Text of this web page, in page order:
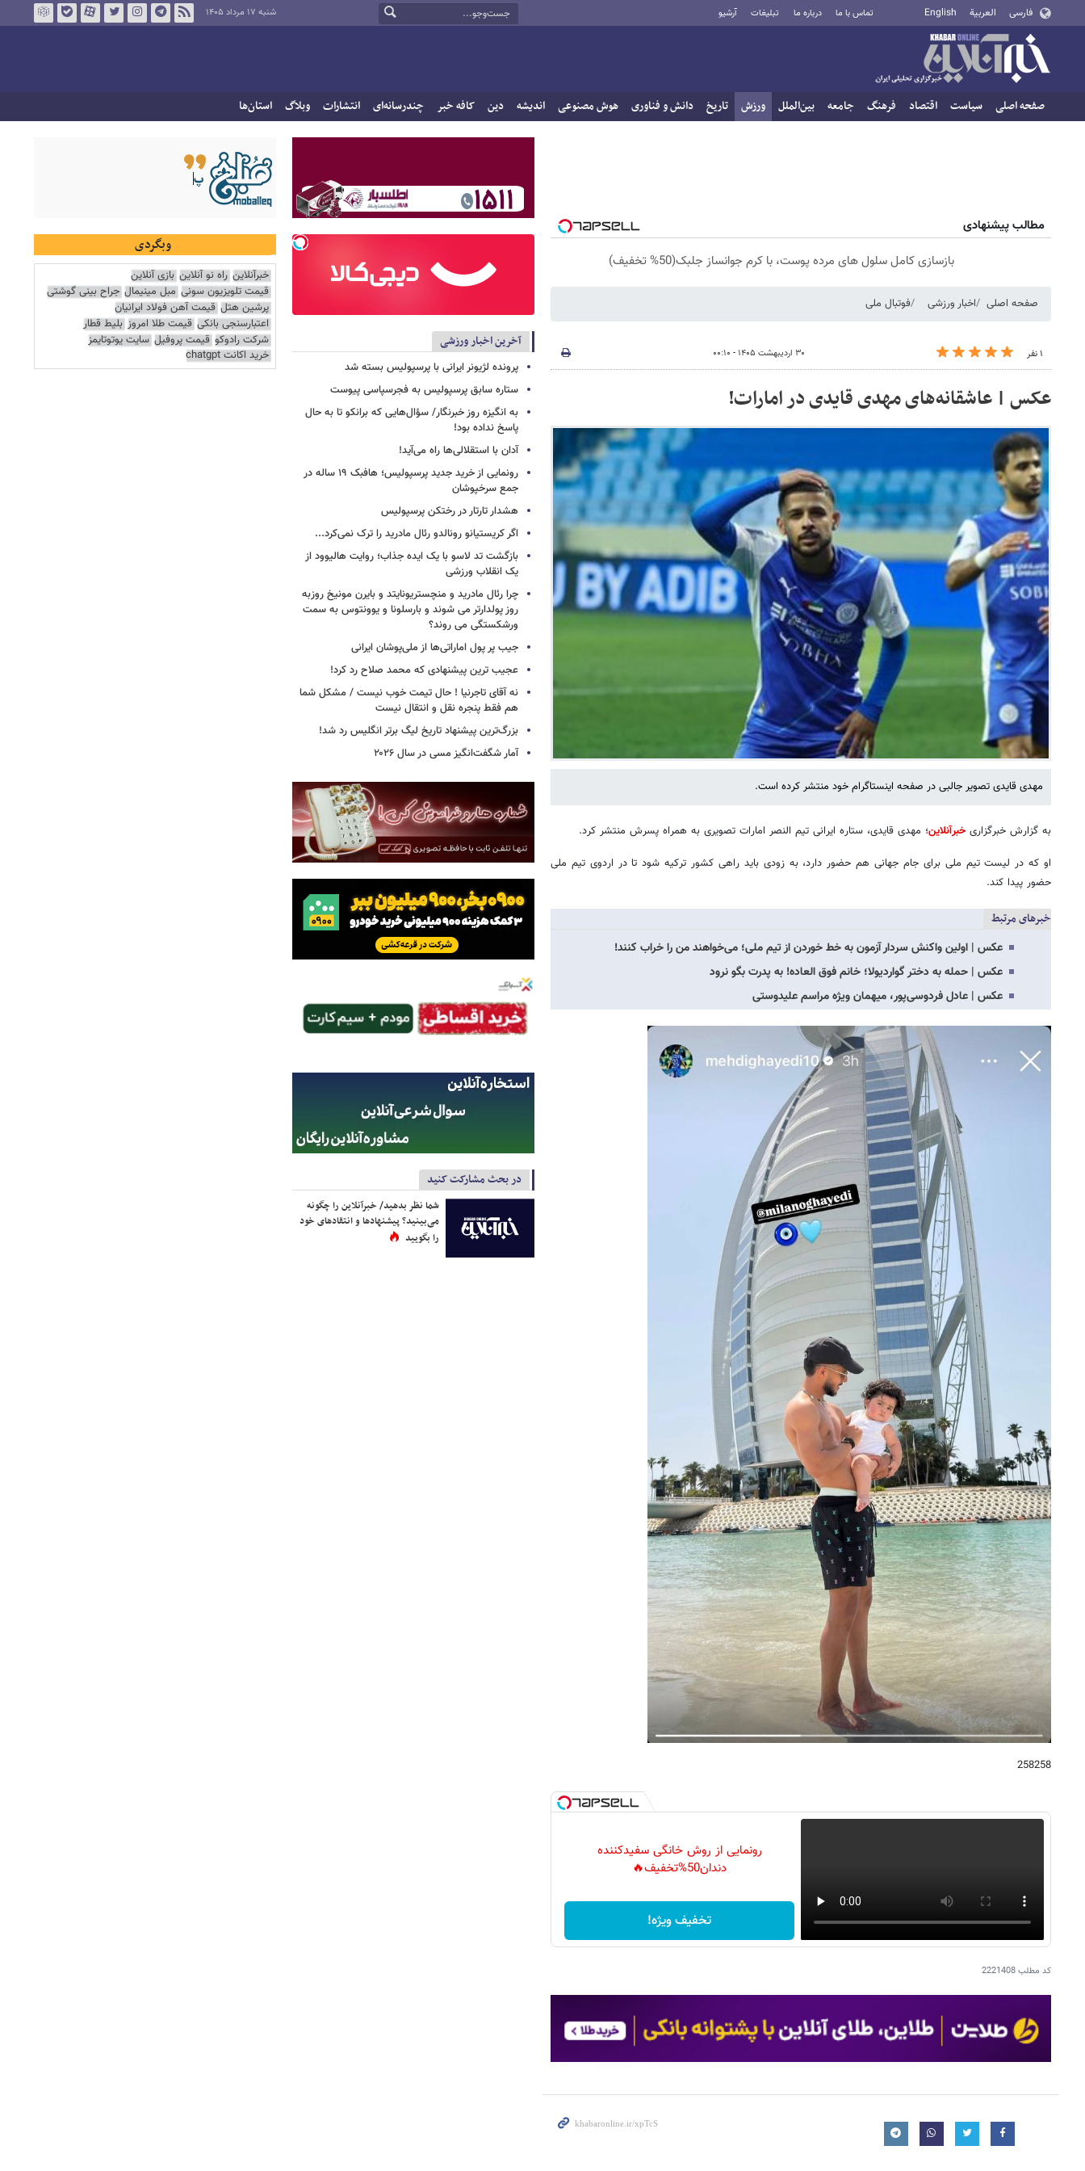
فارسی العربية English تماس با ما درباره ما تبلیغات آرشیو شنبه ۱۷ مرداد ۱۴۰۵
صفحه اصلی سیاست اقتصاد فرهنگ جامعه بین‌الملل ورزش تاریخ دانش و فناوری هوش مصنوعی اندیشه دین کافه خبر چندرسانه‌ای انتشارات وبلاگ استان‌ها
مطالب پیشنهادی
بازسازی کامل سلول های مرده پوست، با کرم جوانساز جلبک(50% تخفیف)
صفحه اصلی اخبار ورزشی فوتبال ملی
۱ نفر ۳۰ اردیبهشت ۱۴۰۵ - ۰۰:۱۰
عکس | عاشقانه‌های مهدی قایدی در امارات!
مهدی قایدی تصویر جالبی در صفحه اینستاگرام خود منتشر کرده است.
به گزارش خبرگزاریخبرآنلاین؛ مهدی قایدی، ستاره ایرانی تیم النصر امارات تصویری به همراه پسرش منتشر کرد.
او که در لیست تیم ملی برای جام جهانی هم حضور دارد، به زودی باید راهی کشور ترکیه شود تا در اردوی تیم ملی
حضور پیدا کند.
خبرهای مرتبط
عکس | اولین واکنش سردار آزمون به خط خوردن از تیم ملی؛ می‌خواهند من را خراب کنند!
عکس | حمله به دختر گواردیولا؛ خانم فوق العاده! به پدرت بگو نرود
عکس | عادل فردوسی‌پور، میهمان ویژه مراسم علیدوستی
258258
رونمایی از روش خانگی سفیدکننده
دندان50%تخفیف🔥
تخفیف ویژه!
کد مطلب2221408
آخرین اخبار ورزشی
پرونده لژیونر ایرانی با پرسپولیس بسته شد
ستاره سابق پرسپولیس به فجرسپاسی پیوست
به انگیزه روز خبرنگار/ سؤال‌هایی که برانکو تا به حال
پاسخ نداده بود!
آدان با استقلالی‌ها راه می‌آید!
رونمایی از خرید جدید پرسپولیس؛ هافبک ۱۹ ساله در
جمع سرخپوشان
هشدار تارتار در رختکن پرسپولیس
اگر کریستیانو رونالدو رئال مادرید را ترک نمی‌کرد...
بازگشت تد لاسو با یک ایده جذاب؛ روایت هالیوود از
یک انقلاب ورزشی
چرا رئال مادرید و منچستریونایتد و بایرن مونیخ روزبه
روز پولدارتر می شوند و بارسلونا و یوونتوس به سمت
ورشکستگی می روند؟
جیب پر پول اماراتی‌ها از ملی‌پوشان ایرانی
عجیب ترین پیشنهادی که محمد صلاح رد کرد!
نه آقای تاجرنیا ! حال تیمت خوب نیست / مشکل شما
هم فقط پنجره نقل و انتقال نیست
بزرگ‌ترین پیشنهاد تاریخ لیگ برتر انگلیس رد شد!
آمار شگفت‌انگیز مسی در سال ۲۰۲۶
در بحث مشارکت کنید
شما نظر بدهید/ خبرآنلاین را چگونه
می‌بینید؟ پیشنهادها و انتقادهای خود
را بگویید
وبگردی
خبرآنلاین راه نو آنلاین بازی آنلاین
قیمت تلویزیون سونی مبل مینیمال جراح بینی گوشتی
پرشین هتل قیمت آهن فولاد ایرانیان
اعتبارسنجی بانکی قیمت طلا امروز بلیط قطار
شرکت رادوکو قیمت پروفیل سایت یوتوتایمز
خرید اکانت chatgpt